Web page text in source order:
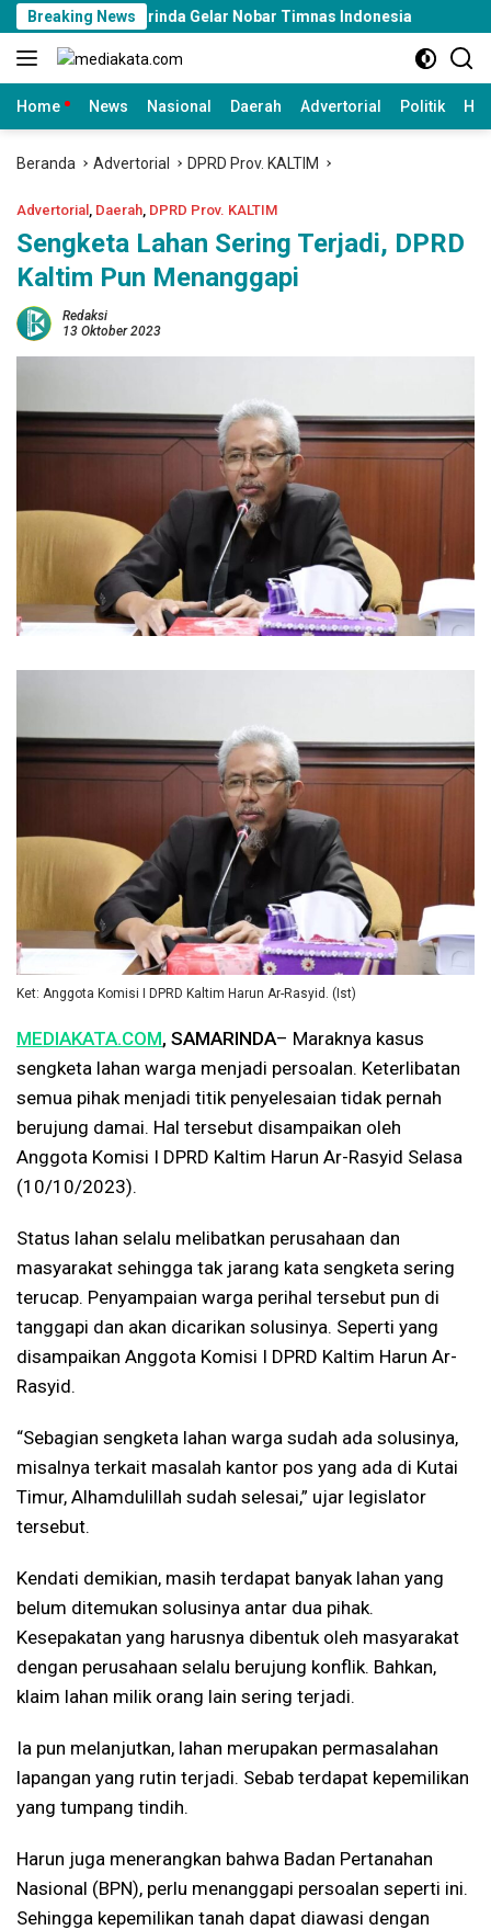
Langsung
ke
konten
Breaking News
Gelar Nobar Timnas Indonesia Parkir
Home News Nasional Daerah Advertorial Politik
Beranda Advertorial DPRD Prov. KALTIM
Advertorial , Daerah, DPRD Prov. KALTIM
Sengketa Lahan Sering Terjadi, DPRD
Kaltim Pun Menanggapi
Redaksi
13 Oktober 2023
Ket: Anggota Komisi I DPRD Kaltim Harun Ar-Rasyid. (Ist)
MEDIAKATA.COM, SAMARINDA– Maraknya kasus
sengketa lahan warga menjadi persoalan. Keterlibatan
semua pihak menjadi titik penyelesaian tidak pernah
berujung damai. Hal tersebut disampaikan oleh
Anggota Komisi I DPRD Kaltim Harun Ar-Rasyid Selasa
(10/10/2023).
Status lahan selalu melibatkan perusahaan dan
masyarakat sehingga tak jarang kata sengketa sering
terucap. Penyampaian warga perihal tersebut pun di
tanggapi dan akan dicarikan solusinya. Seperti yang
disampaikan Anggota Komisi I DPRD Kaltim Harun Ar-
Rasyid.
“Sebagian sengketa lahan warga sudah ada solusinya,
misalnya terkait masalah kantor pos yang ada di Kutai
Timur, Alhamdulillah sudah selesai,” ujar legislator
tersebut.
Kendati demikian, masih terdapat banyak lahan yang
belum ditemukan solusinya antar dua pihak.
Kesepakatan yang harusnya dibentuk oleh masyarakat
dengan perusahaan selalu berujung konflik. Bahkan,
klaim lahan milik orang lain sering terjadi.
Ia pun melanjutkan, lahan merupakan permasalahan
lapangan yang rutin terjadi. Sebab terdapat kepemilikan
yang tumpang tindih.
Harun juga menerangkan bahwa Badan Pertanahan
Nasional (BPN), perlu menanggapi persoalan seperti ini.
Sehingga kepemilikan tanah dapat diawasi dengan